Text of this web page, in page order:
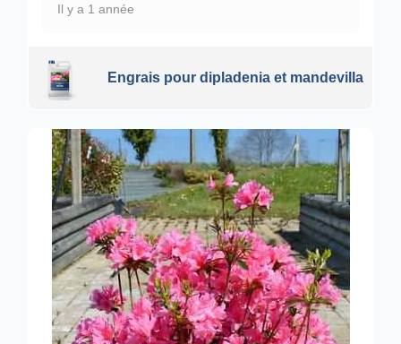
Il y a 1 année
Engrais pour dipladenia et mandevilla